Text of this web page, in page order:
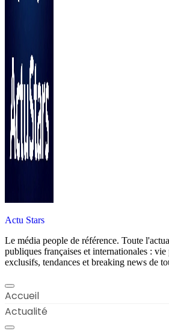
Actu Stars
Le média people de référence. Toute
publiques françaises et internationales :
exclusifs, tendances et breaking news de
Accueil
Actualité